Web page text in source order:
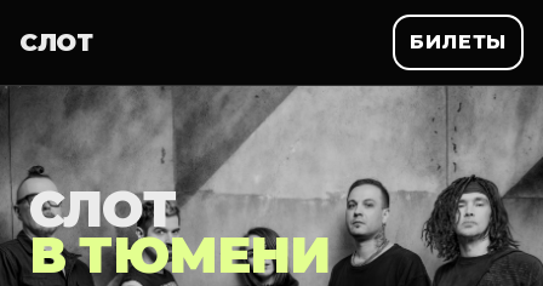
СЛОТ БИЛЕТЫ
СЛОТ
В ТЮМЕНИ